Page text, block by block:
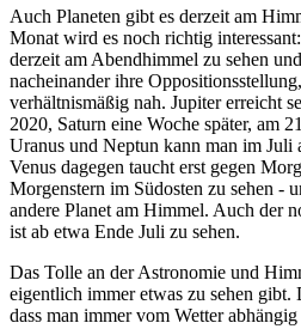
Auch Planeten gibt es derzeit am
Monat wird es noch richtig
derzeit am Abendhimmel zu sehen
nacheinander ihre
verhältnismäßig nah. Jupiter erreicht
2020, Saturn eine Woche später, am
Uranus und Neptun kann man im Juli
Venus dagegen taucht erst gegen
Morgenstern im Südosten zu sehen -
andere Planet am Himmel. Auch der
ist ab etwa Ende Juli zu sehen.
Das Tolle an der Astronomie und
eigentlich immer etwas zu sehen gibt.
dass man immer vom Wetter